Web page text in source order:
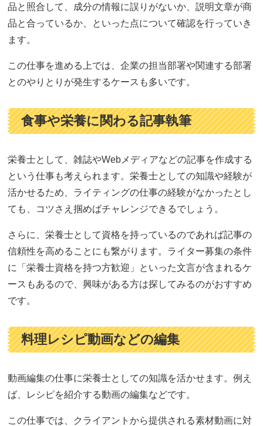
品と照合して、成分の情報に誤りがないか、説明文章が商
品と合っているか、といった点について確認を行っていき
ます。
この仕事を進める上では、企業の担当部署や関連する部署
とのやりとりが発生するケースも多いです。
食事や栄養に関わる記事執筆
栄養士として、雑誌やWebメディアなどの記事を作成する
という仕事も考えられます。栄養士としての知識や経験が
活かせるため、ライティングの仕事の経験がなかったとし
ても、コツさえ掴めばチャレンジできるでしょう。
さらに、栄養士として資格を持っているのであれば記事の
信頼性を高めることにも繋がります。ライター募集の条件
に「栄養士資格を持つ方歓迎」といった文言が含まれるケ
ースもあるので、興味がある方は探してみるのがおすすめ
です。
料理レシピ動画などの編集
動画編集の仕事に栄養士としての知識を活かせます。例え
ば、レシピを紹介する動画の編集などです。
この仕事では、クライアントから提供される素材動画に対